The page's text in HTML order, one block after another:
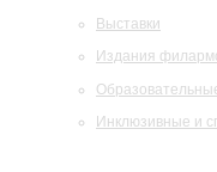
Выставки
Издания
Инклюзивные и